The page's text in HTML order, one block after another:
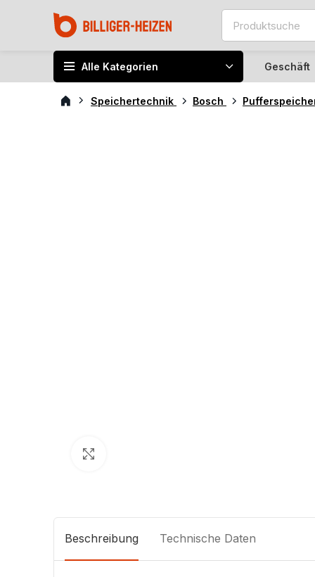
Alle Kategorien Geschäft
Speichertechnik Bosch
Beschreibung Technische Daten